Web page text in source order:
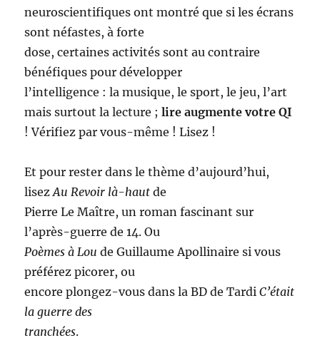
neuroscientifiques ont montré que si les écrans
sont néfastes, à forte
dose, certaines activités sont au contraire
bénéfiques pour développer
l’intelligence : la musique, le sport, le jeu, l’art
mais surtout la lecture ;lire augmente votre QI
! Vérifiez par vous-même ! Lisez !
Et pour rester dans le thème d’aujourd’hui,
lisezAu Revoir là-haut de
Pierre Le Maître, un roman fascinant sur
l’après-guerre de 14. Ou
Poèmes à Lou de Guillaume Apollinaire si vous
préférez picorer, ou
encore plongez-vous dans la BD de TardiC’était
la guerre des
tranchées.